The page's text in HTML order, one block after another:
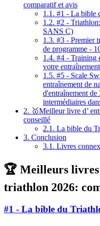
comparatif et avis
1.1. #1 - La bible
1.2. #2 -
SANS C)
1.3. #3 - Premier
de programme -
1.4. #4 - Training
votre
1.5. #5 - Scale
entraînement de
d'entraînement de
intermédiaires
2. 🥇Meilleur livre d’
conseillé
2.1. La bible du
3. Conclusion
3.1. Livres
🏆 Meilleurs livres
triathlon 2026:
#1 - La bible du